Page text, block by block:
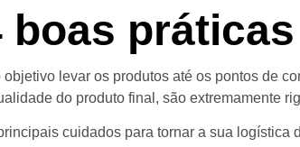
boas
levar os produtos até os pontos de
do produto final, são extremamente
cuidados para tornar a sua